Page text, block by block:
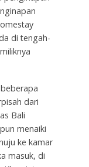
di tengah-
dari
Bali
menaiki
ke kamar
masuk, di